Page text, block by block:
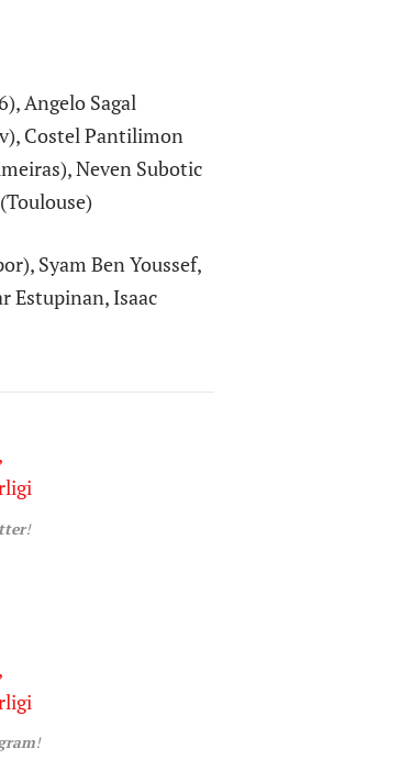
Angelo Sagal
Costel Pantilimon
Neven Subotic
Syam Ben Youssef,
Estupinan, Isaac
!
!